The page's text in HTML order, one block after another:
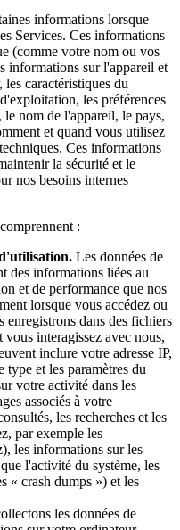
informations lorsque
Services. Ces informations
(comme votre nom ou vos
informations sur l'appareil et
caractéristiques du
les préférences
nom de l'appareil, le pays,
et quand vous utilisez
Ces informations
la sécurité et le
nos besoins internes
:
Les données de
des informations liées au
et de performance que nos
lorsque vous accédez ou
enregistrons dans des fichiers
interagissez avec nous,
inclure votre adresse IP,
et les paramètres du
votre activité dans les
associés à votre
les recherches et les
par exemple les
les informations sur les
l'activité du système, les
« crash dumps ») et les
les données de